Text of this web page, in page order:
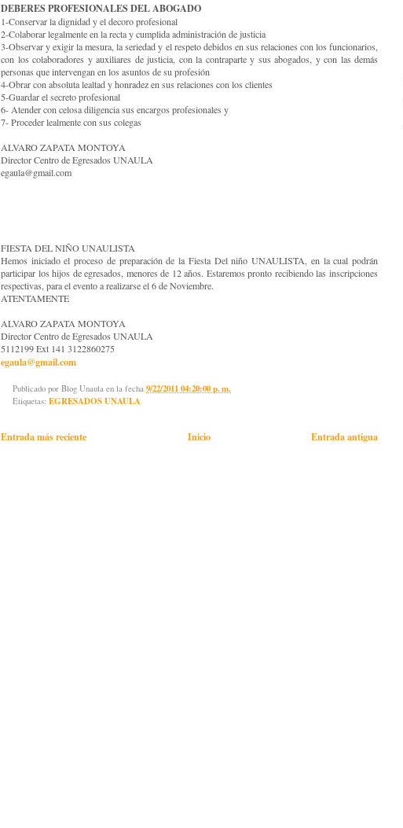
DEBERES PROFESIONALES DEL ABOGADO
1-Conservar la dignidad y el decoro profesional
2-Colaborar legalmente en la recta y cumplida administración de justicia
3-Observar y exigir la mesura, la seriedad y el respeto debidos en sus relaciones con los funcionarios,
con los colaboradores y auxiliares de justicia, con la contraparte y sus abogados, y con las demás
personas que intervengan en los asuntos de su profesión
4-Obrar con absoluta lealtad y honradez en sus relaciones con los clientes
5-Guardar el secreto profesional
6- Atender con celosa diligencia sus encargos profesionales y
7- Proceder lealmente con sus colegas
ALVARO ZAPATA MONTOYA
Director Centro de Egresados UNAULA
egaula@gmail.com
FIESTA DEL NIÑO UNAULISTA
Hemos iniciado el proceso de preparación de la Fiesta Del niño UNAULISTA, en la cual podrán
participar los hijos de egresados, menores de 12 años. Estaremos pronto recibiendo las inscripciones
respectivas, para el evento a realizarse el 6 de Noviembre.
ATENTAMENTE
ALVARO ZAPATA MONTOYA
Director Centro de Egresados UNAULA
5112199 Ext 141 3122860275
egaula@gmail.com
Publicado por Blog Unaula en la fecha 9/22/2011 04:20:00 p. m.
Etiquetas: EGRESADOS UNAULA
Entrada más reciente Entrada antigua
Inicio